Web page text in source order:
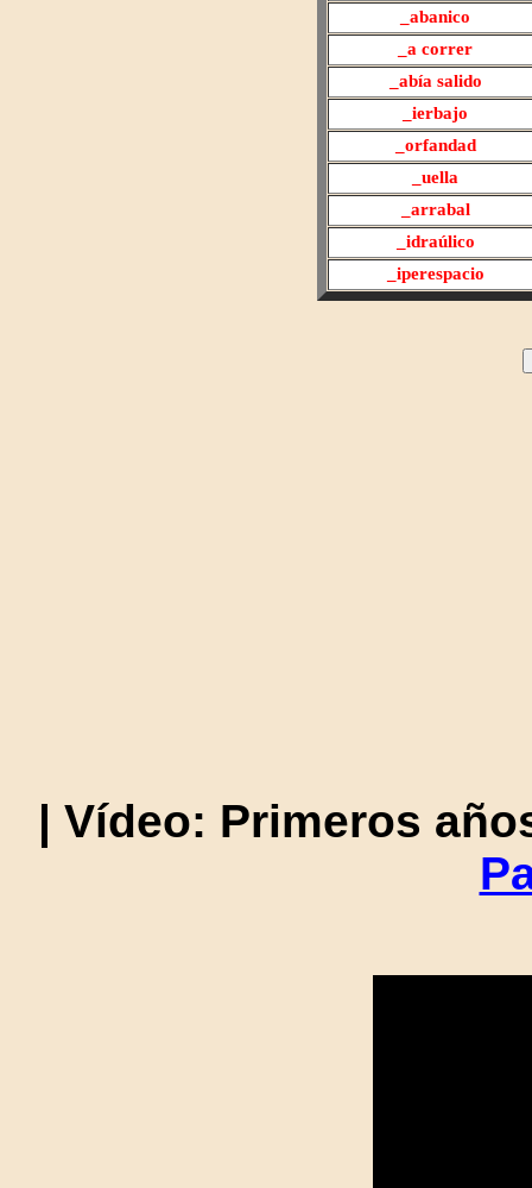
abanico
a correr
_abía salido
ierbajo
_orfandad
uella
_arrabal
_idraúlico
_iperespacio
| Vídeo: Primeros